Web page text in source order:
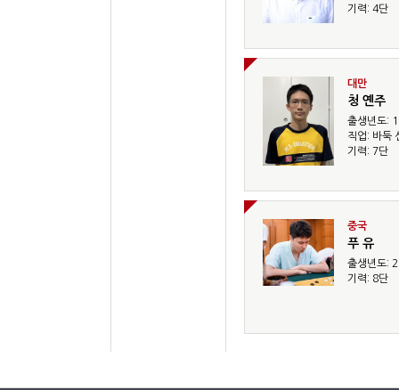
기력: 4단
대만
청 옌주
출생년도:
직업: 바둑
기력: 7단
중국
푸 유
출생년도:
기력: 8단